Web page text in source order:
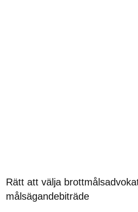
Rätt att välja
målsägandebiträde